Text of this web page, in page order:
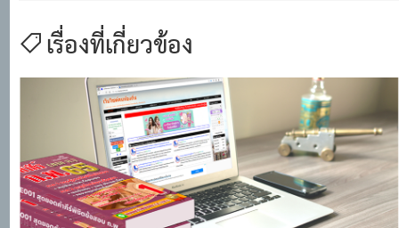
เรื่องที่เกี่ยวข้อง